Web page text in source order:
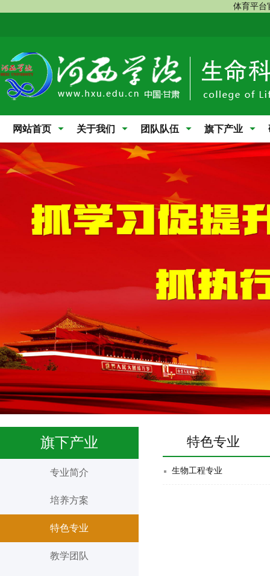
体育平台
网站首页 关于我们 团队队伍 旗下产业
旗下产业
专业简介
培养方案
特色专业
教学团队
特色专业
生物工程专业